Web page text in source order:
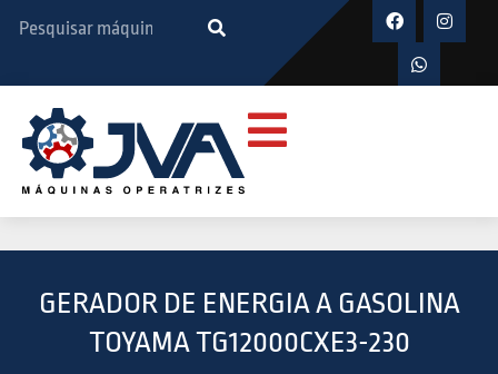
GERADOR DE ENERGIA A GASOLINA
TOYAMA TG12000CXE3-230